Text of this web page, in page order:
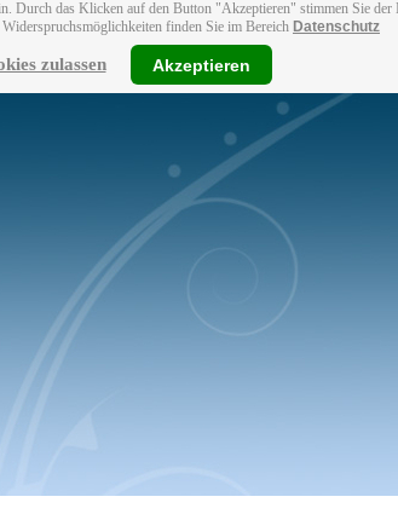
Durch das Klicken auf den Button "Akzeptieren" stimmen Sie
finden Sie im Bereich Datenschutz
zulassen Akzeptieren